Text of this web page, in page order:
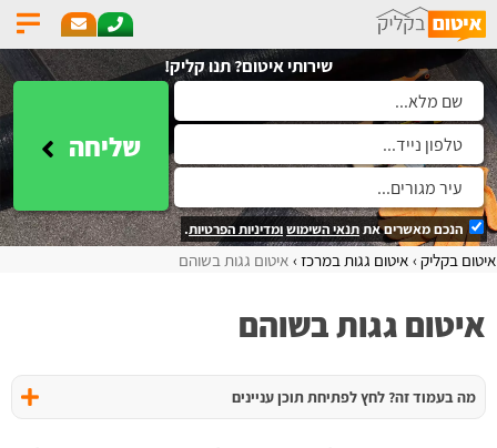
שירותי איטום? תנו קליק!
שליחה
הנכם מאשרים אתתנאי השימושומדיניות הפרטיות.
איטום בקליק איטום גגות במרכז איטום גגות בשוהם
איטום גגות בשוהם
מה בעמוד זה? לחץ לפתיחת תוכן עניינים